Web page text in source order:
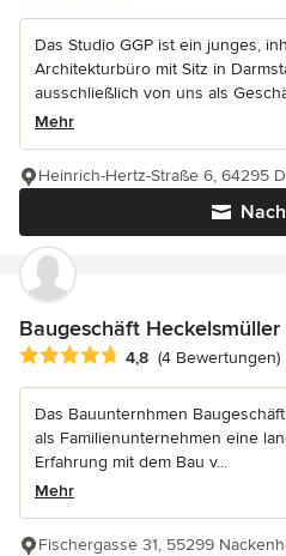
Das Studio GGP ist ein junges,
Architekturbüro mit Sitz in
ausschließlich von uns als
Mehr
Heinrich-Hertz-Straße 6, 64295
Baugeschäft Heckelsmüller
Durchschnittliche Bewertung:
4,8 (4 Bewertungen)
Das Bauunternhmen
als Familienunternehmen eine
Erfahrung mit dem Bau v...
Mehr
Fischergasse 31, 55299